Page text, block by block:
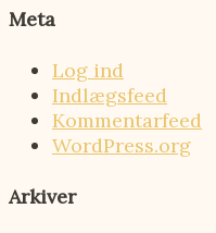
Meta
Log ind
Indlægsfeed
Kommentarfeed
WordPress.org
Arkiver